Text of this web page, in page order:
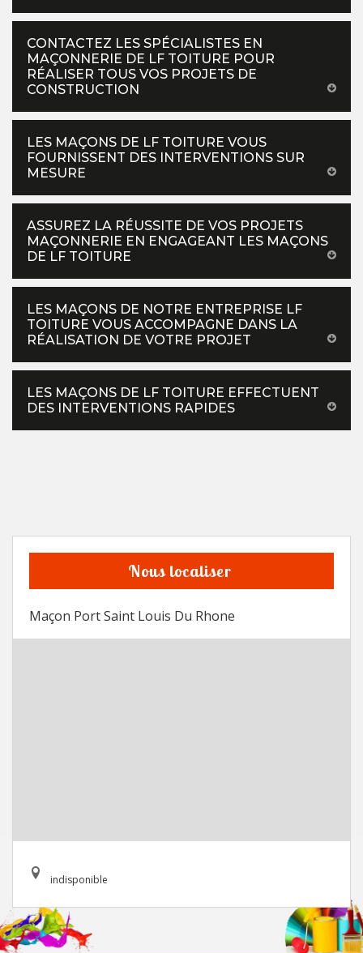
CONTACTEZ LES SPÉCIALISTES EN
MAÇONNERIE DE LF TOITURE POUR
RÉALISER TOUS VOS PROJETS DE
CONSTRUCTION
LES MAÇONS DE LF TOITURE VOUS
FOURNISSENT DES INTERVENTIONS SUR
MESURE
ASSUREZ LA RÉUSSITE DE VOS PROJETS
MAÇONNERIE EN ENGAGEANT LES MAÇONS
DE LF TOITURE
LES MAÇONS DE NOTRE ENTREPRISE LF
TOITURE VOUS ACCOMPAGNE DANS LA
RÉALISATION DE VOTRE PROJET
LES MAÇONS DE LF TOITURE EFFECTUENT
DES INTERVENTIONS RAPIDES
Nous localiser
Maçon Port Saint Louis Du Rhone
indisponible